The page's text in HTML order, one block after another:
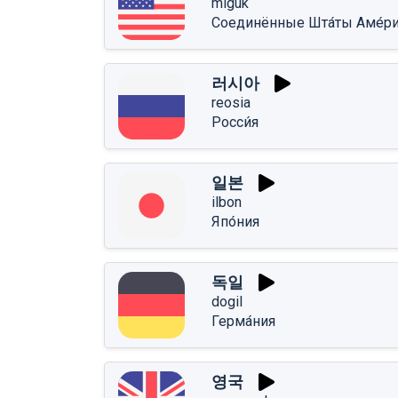
Соединённые Шта́ты
러시아
reosia
Росси́я
일본
ilbon
Япо́ния
독일
dogil
Герма́ния
영국